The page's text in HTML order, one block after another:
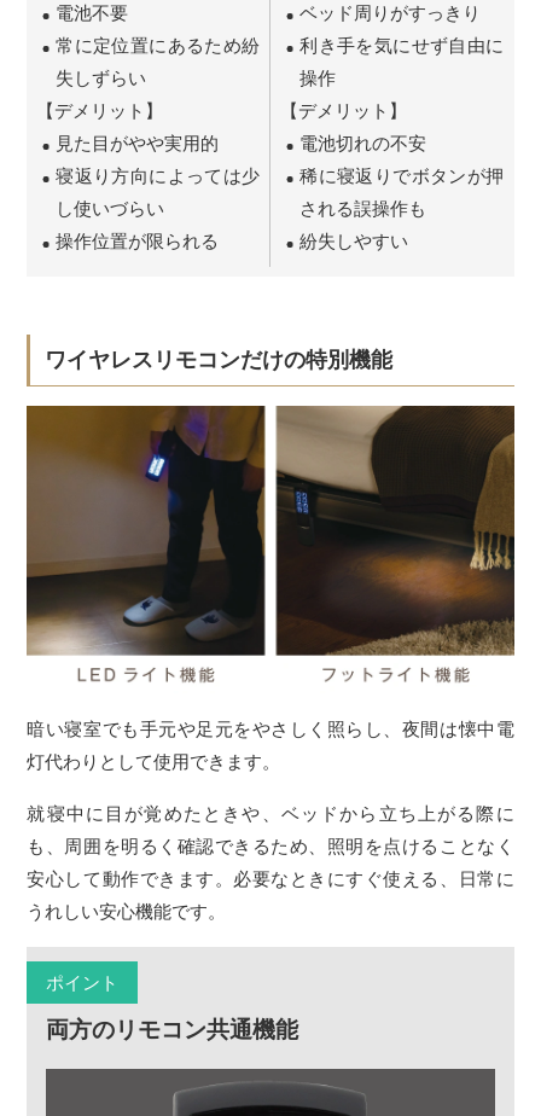
電池不要
常に定位置にあるため紛
失しずらい
【デメリット】
見た目がやや実用的
寝返り方向によっては少
し使いづらい
操作位置が限られる
ベッド周りがすっきり
利き手を気にせず自由に
操作
【デメリット】
電池切れの不安
稀に寝返りでボタンが押
される誤操作も
紛失しやすい
ワイヤレスリモコンだけの特別機能
暗い寝室でも手元や足元をやさしく照らし、夜間は懐中電
灯代わりとして使用できます。
就寝中に目が覚めたときや、ベッドから立ち上がる際に
も、周囲を明るく確認できるため、照明を点けることなく
安心して動作できます。必要なときにすぐ使える、日常に
うれしい安心機能です。
ポイント
両方のリモコン共通機能